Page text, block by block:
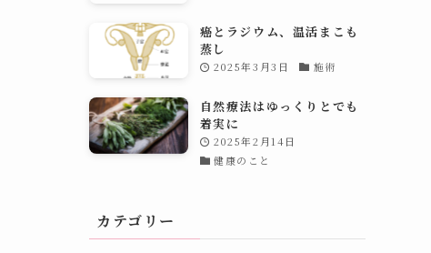
癌とラジウム、温活まこも
蒸し
2025年3月3日 施術
自然療法はゆっくりとでも
着実に
2025年2月14日
健康のこと
カテゴリー